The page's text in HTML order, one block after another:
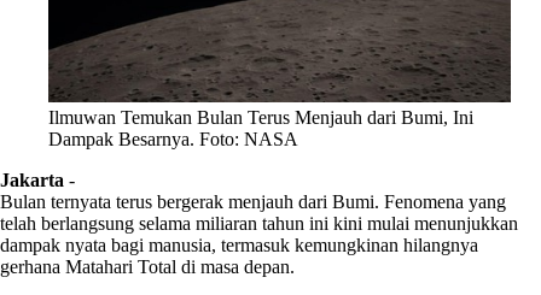
Ilmuwan Temukan Bulan Terus Menjauh dari Bumi, Ini
Dampak Besarnya. Foto: NASA
Jakarta -
Bulan ternyata terus bergerak menjauh dari Bumi. Fenomena yang
telah berlangsung selama miliaran tahun ini kini mulai menunjukkan
dampak nyata bagi manusia, termasuk kemungkinan hilangnya
gerhana Matahari Total di masa depan.